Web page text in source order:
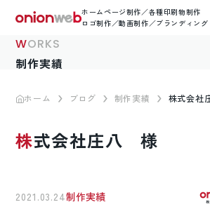
ホームページ制作／各種印刷物制作
ロゴ制作／動画制作／ブランディング
コーポレートサイト
WORKS
制作実績
ホーム ブログ 制作実績 株式会社
株式会社庄八 様
2021.03.24制作実績